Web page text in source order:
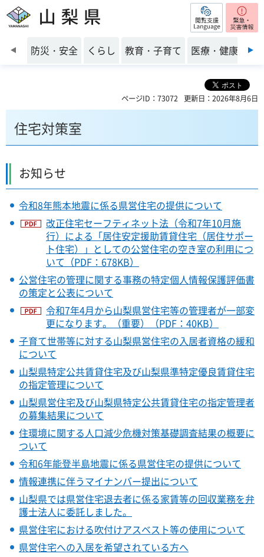
山梨県 閲覧支援
前のスライドを表示
防災・安全 くらし 教育・子育て 医療・健康・福
ページID：73072 更新日：2026年8月6日
住宅対策室
お知らせ
令和8年熊本地震に係る県営住宅の提供について
改正住宅セーフティネット法（令和7年10月施
行）による「居住安定援助賃貸住宅（居住サポー
ト住宅）」としての公営住宅の空き室の利用につ
いて（PDF：678KB）
公営住宅の管理に関する事務の特定個人情報保護評価書
の策定と公表について
令和7年4月から山梨県営住宅等の管理者が一部変
更になります。（重要）（PDF：40KB）
子育て世帯等に対する山梨県営住宅の入居者資格の緩和
について
山梨県特定公共賃貸住宅及び山梨県準特定優良賃貸住宅
の指定管理について
山梨県営住宅及び山梨県特定公共賃貸住宅の指定管理者
の募集結果について
住環境に関する人口減少危機対策基礎調査結果の概要に
ついて
令和6年能登半島地震に係る県営住宅の提供について
情報連携に伴うマイナンバー提出について
山梨県では県営住宅退去者に係る家賃等の回収業務を弁
護士法人に委託しました。
県営住宅における吹付けアスベスト等の使用について
県営住宅への入居を希望されている方へ